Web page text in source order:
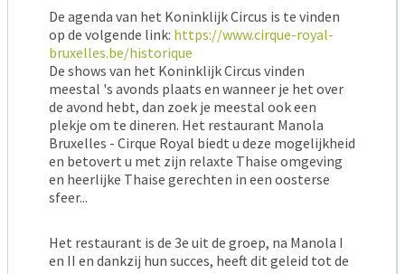
De agenda van het Koninklijk Circus is te vinden
op de volgende link: https://www.cirque-royal-
bruxelles.be/historique
De shows van het Koninklijk Circus vinden
meestal 's avonds plaats en wanneer je het over
de avond hebt, dan zoek je meestal ook een
plekje om te dineren. Het restaurant Manola
Bruxelles - Cirque Royal biedt u deze mogelijkheid
en betovert u met zijn relaxte Thaise omgeving
en heerlijke Thaise gerechten in een oosterse
sfeer...
Het restaurant is de 3e uit de groep, na Manola I
en II en dankzij hun succes, heeft dit geleid tot de